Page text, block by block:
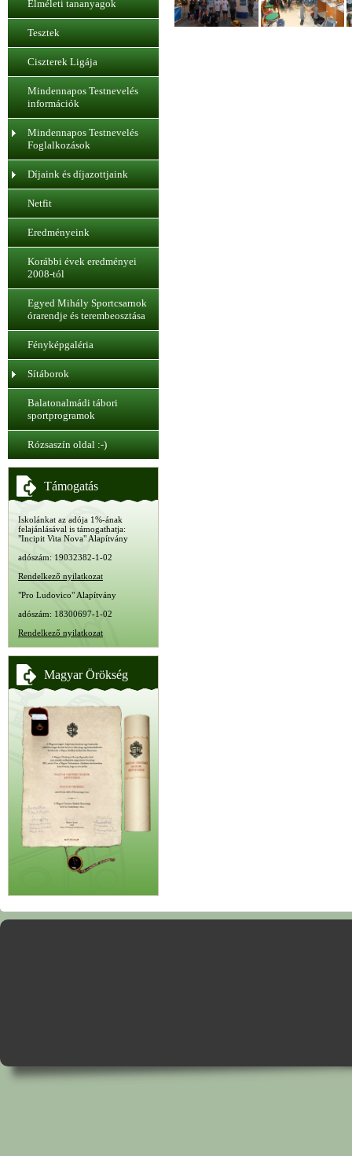
Elméleti tananyagok
Tesztek
Ciszterek Ligája
Mindennapos Testnevelés
információk
Mindennapos Testnevelés
Foglalkozások
Díjaink és díjazottjaink
Netfit
Eredményeink
Korábbi évek eredményei
2008-tól
Egyed Mihály Sportcsarnok
órarendje és terembeosztása
Fényképgaléria
Sítáborok
Balatonalmádi tábori
sportprogramok
Rózsaszín oldal :-)
Támogatás
Iskolánkat az adója 1%-ának
felajánlásával is támogathatja:
"Incipit Vita Nova" Alapítvány
adószám: 19032382-1-02
Rendelkező nyilatkozat
"Pro Ludovico" Alapítvány
adószám: 18300697-1-02
Rendelkező nyilatkozat
Magyar Örökség